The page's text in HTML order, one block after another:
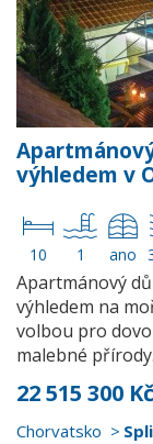
výhledem v
10 1 ano
Apartmánový
výhledem na
volbou pro
malebné přírody.
22 515 300 Kč
Chorvatsko